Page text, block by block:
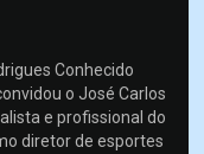
Conhecido
o José Carlos
e profissional do
diretor de esportes